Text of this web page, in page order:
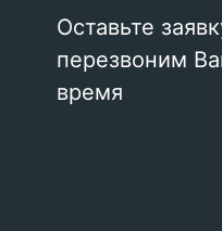
Оставьте
перезвоним
время